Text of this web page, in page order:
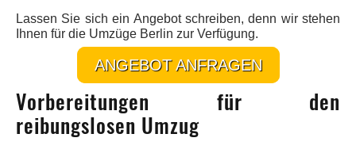
Lassen Sie sich ein Angebot schreiben, denn wir stehen
Ihnen für die Umzüge Berlin zur Verfügung.
ANGEBOT ANFRAGEN
Vorbereitungen für den
reibungslosen Umzug